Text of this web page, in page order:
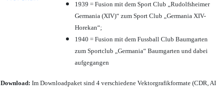
1939 = Fusion mit dem Sport Club „Rudolfsheimer
Germania (XIV)“ zum Sport Club „Germania XIV-
Horekan“;
1940 = Fusion mit dem Fussball Club Baumgarten
zum Sportclub „Germania“ Baumgarten und dabei
aufgegangen
Download: Im Downloadpaket sind 4 verschiedene Vektorgrafikformate (CDR, AI